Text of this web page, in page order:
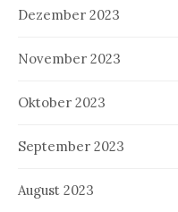
Dezember 2023
November 2023
Oktober 2023
September 2023
August 2023